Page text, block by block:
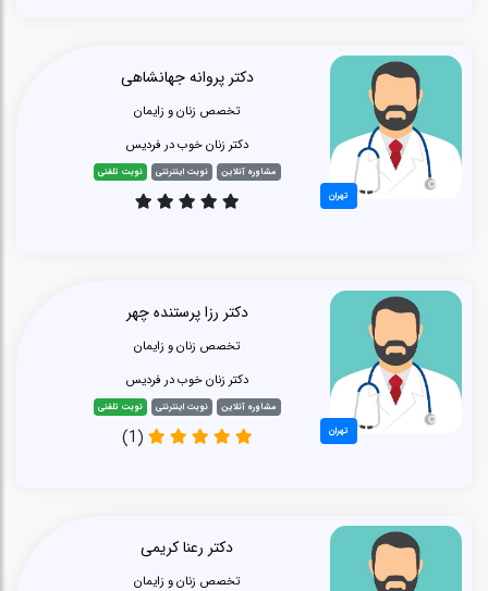
تهران
دکتر پروانه جهانشاهی
تخصص زنان و زایمان
دکتر زنان خوب در فردیس
مشاوره آنلاین نوبت اینترنتی نوبت تلفنی
تهران
دکتر رزا پرستنده چهر
تخصص زنان و زایمان
دکتر زنان خوب در فردیس
مشاوره آنلاین نوبت اینترنتی نوبت تلفنی
(1)
دکتر رعنا کریمی
تخصص زنان و زایمان